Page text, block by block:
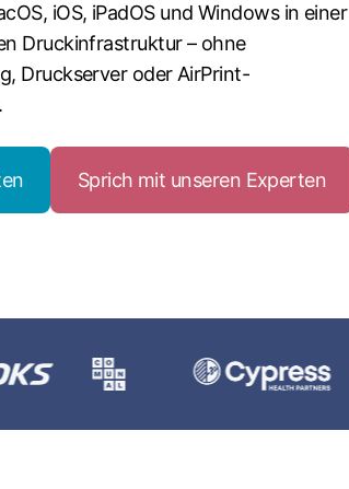
iOS, iPadOS und Windows in einer
Druckinfrastruktur – ohne
Druckserver oder AirPrint-
Sprich mit unseren Experten